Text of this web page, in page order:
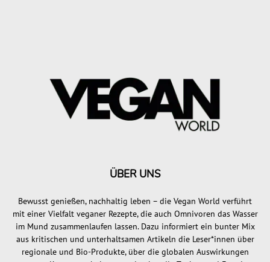
ÜBER UNS
Bewusst genießen, nachhaltig leben – die Vegan World verführt
mit einer Vielfalt veganer Rezepte, die auch Omnivoren das Wasser
im Mund zusammenlaufen lassen. Dazu informiert ein bunter Mix
aus kritischen und unterhaltsamen Artikeln die Leser*innen über
regionale und Bio-Produkte, über die globalen Auswirkungen